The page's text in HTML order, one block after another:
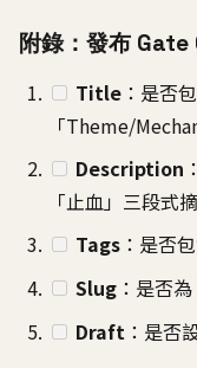
附錄：發布
Title ：是否
「Theme/
Description
「止血」三段式
Tags ：是否
Slug ：是否為
Draft ：是否